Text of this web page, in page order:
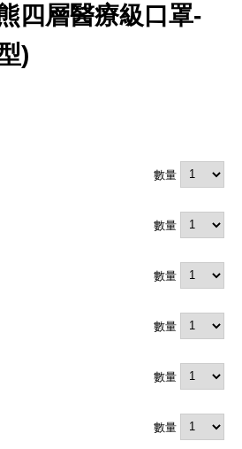
四層醫療級口罩-
)
數量
數量
數量
數量
數量
數量